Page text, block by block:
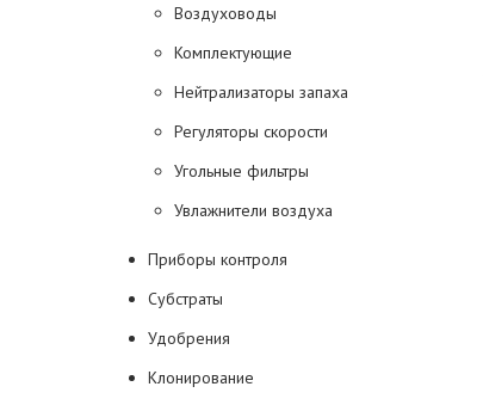
Воздуховоды
Комплектующие
Нейтрализаторы запаха
Регуляторы скорости
Угольные фильтры
Увлажнители воздуха
Приборы контроля
Субстраты
Удобрения
Клонирование